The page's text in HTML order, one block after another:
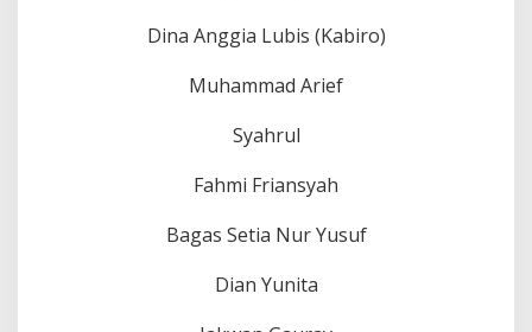
Dina Anggia Lubis (Kabiro)
Muhammad Arief
Syahrul
Fahmi Friansyah
Bagas Setia Nur Yusuf
Dian Yunita